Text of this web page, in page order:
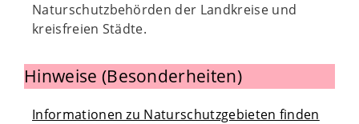
Naturschutzbehörden der Landkreise und
kreisfreien Städte.
Hinweise (Besonderheiten)
Informationen zu Naturschutzgebieten finden